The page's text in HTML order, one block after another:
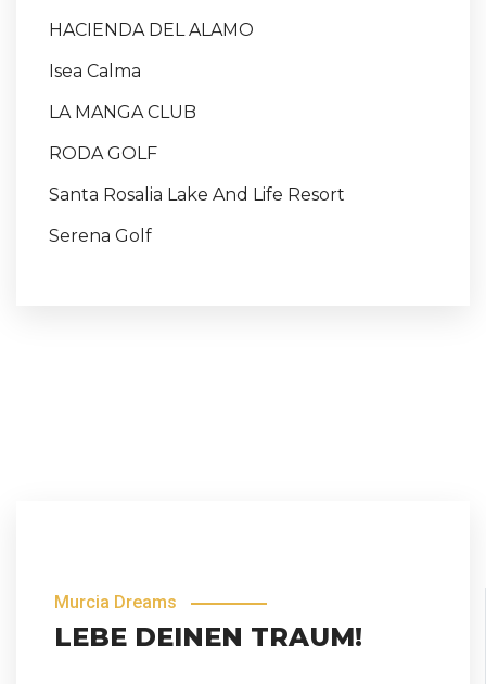
HACIENDA DEL ALAMO
Isea Calma
LA MANGA CLUB
RODA GOLF
Santa Rosalia Lake And Life Resort
Serena Golf
Murcia Dreams
LEBE DEINEN TRAUM!